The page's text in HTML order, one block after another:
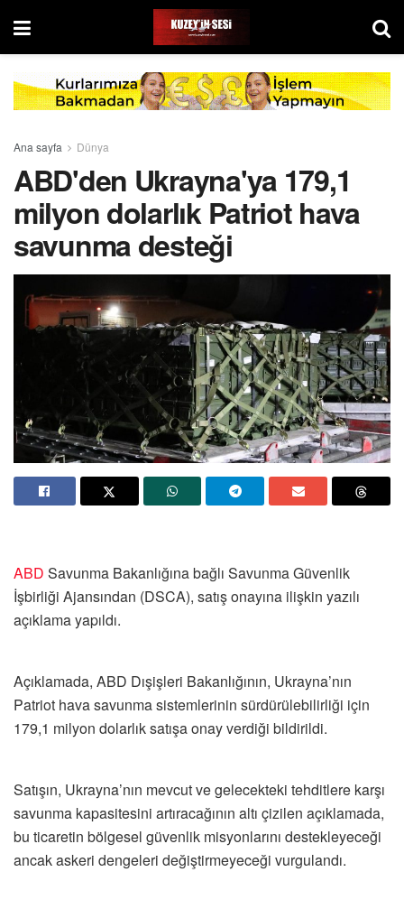
Ana sayfa Dünya
ABD'den Ukrayna'ya 179,1
milyon dolarlık Patriot hava
savunma desteği
ABD Savunma Bakanlığına bağlı Savunma Güvenlik
İşbirliği Ajansından (DSCA), satış onayına ilişkin yazılı
açıklama yapıldı.
Açıklamada, ABD Dışişleri Bakanlığının, Ukrayna’nın
Patriot hava savunma sistemlerinin sürdürülebilirliği için
179,1 milyon dolarlık satışa onay verdiği bildirildi.
Satışın, Ukrayna’nın mevcut ve gelecekteki tehditlere karşı
savunma kapasitesini artıracağının altı çizilen açıklamada,
bu ticaretin bölgesel güvenlik misyonlarını destekleyeceği
ancak askeri dengeleri değiştirmeyeceği vurgulandı.